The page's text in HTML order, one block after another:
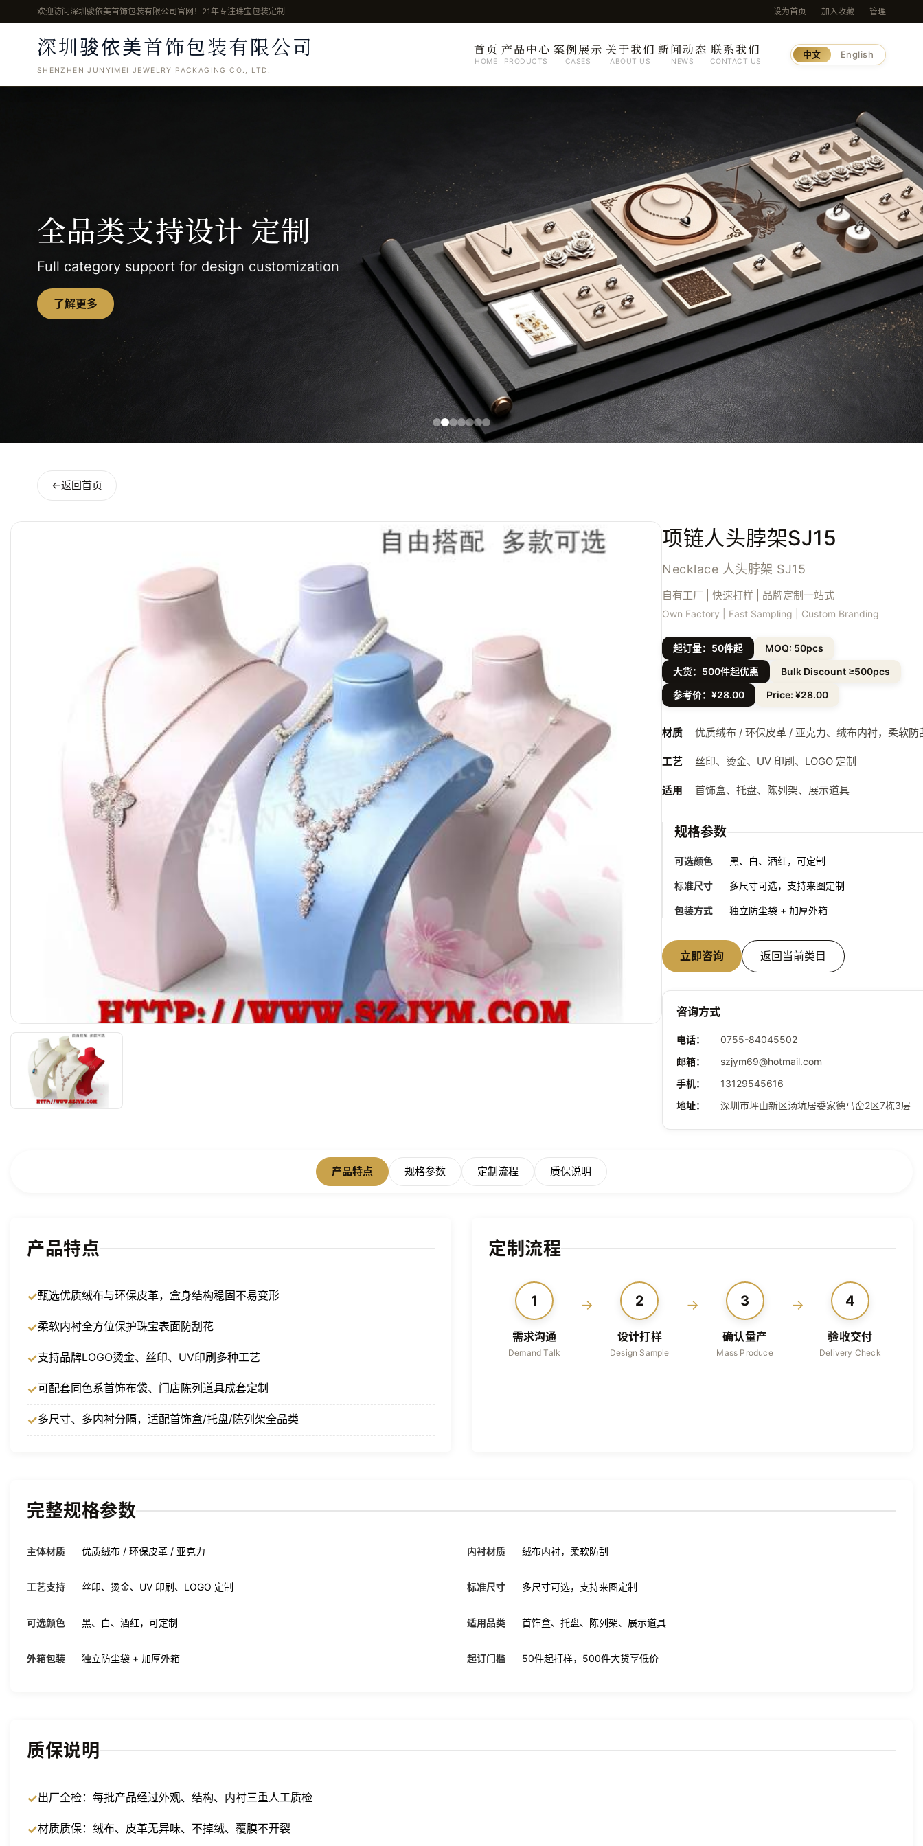
欢迎访问深圳骏依美首饰包装有限公司官网！21年专注珠宝包装定制 设为首页 加入收藏 管理
深圳 骏依美首饰包装有限公司
SHENZHEN JUNYIMEI JEWELRY PACKAGING CO., LTD.
首页
HOME
产品中心
PRODUCTS
案例展示
CASES
关于我们
ABOUT US
新闻动态
NEWS
联系我们
CONTACT US
中文 English
全品类支持设计 定制
Full category support for design customization
了解更多
←返回首页
项链人头脖架SJ15
Necklace 人头脖架 SJ15
自有工厂 | 快速打样 | 品牌定制一站式
Own Factory | Fast Sampling | Custom Branding
起订量：50件起
MOQ: 50pcs
大货：500件起优惠
Bulk Discount ≥500pcs
参考价：¥28.00
Price: ¥28.00
材质 优质绒布 / 环保皮革 / 亚克力、绒布内衬，柔软防
工艺 丝印、烫金、UV 印刷、LOGO 定制
适用 首饰盒、托盘、陈列架、展示道具
规格参数
可选颜色 黑、白、酒红，可定制
标准尺寸 多尺寸可选，支持来图定制
包装方式 独立防尘袋 + 加厚外箱
立即咨询 返回当前类目
咨询方式
电话：
0755-84045502
邮箱：
szjym69@hotmail.com
手机：
13129545616
地址： 深圳市坪山新区汤坑居委家德马峦2区7栋3层
产品特点 规格参数 定制流程 质保说明
产品特点
甄选优质绒布与环保皮革，盒身结构稳固不易变形
柔软内衬全方位保护珠宝表面防刮花
支持品牌LOGO烫金、丝印、UV印刷多种工艺
可配套同色系首饰布袋、门店陈列道具成套定制
多尺寸、多内衬分隔，适配首饰盒/托盘/陈列架全品类
定制流程
1
需求沟通
Demand Talk
→ 2
设计打样
Design Sample
→ 3
确认量产
Mass Produce
→ 4
验收交付
Delivery Check
完整规格参数
主体材质 优质绒布 / 环保皮革 / 亚克力 内衬材质 绒布内衬，柔软防刮
工艺支持 丝印、烫金、UV 印刷、LOGO 定制 标准尺寸 多尺寸可选，支持来图定制
可选颜色 黑、白、酒红，可定制 适用品类 首饰盒、托盘、陈列架、展示道具
外箱包装 独立防尘袋 + 加厚外箱 起订门槛 50件起打样，500件大货享低价
质保说明
出厂全检：每批产品经过外观、结构、内衬三重人工质检
材质质保：绒布、皮革无异味、不掉绒、覆膜不开裂